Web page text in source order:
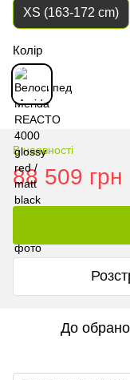
XS (163-172 cm)
Колір
В наявності
88 509 грн
До